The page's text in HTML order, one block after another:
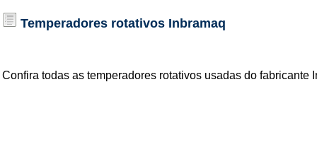
Temperadores rotativos Inbramaq
Confira todas as temperadores rotativos usadas do fabricante